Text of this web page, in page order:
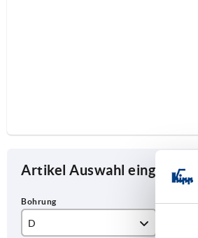
Artikel Auswahl eingrenzen
D